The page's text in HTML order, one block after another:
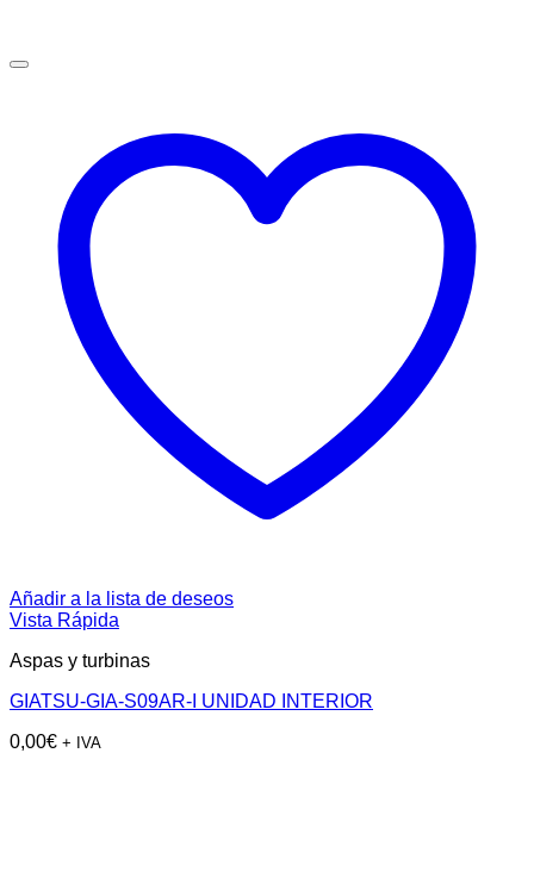
Añadir a la lista de deseos
Vista Rápida
Aspas y turbinas
GIATSU-GIA-S09AR-I UNIDAD INTERIOR
0,00€ + IVA